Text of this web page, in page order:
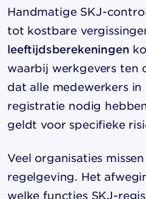
Handmatige SKJ-
tot kostbare
leeftijdsberekeningen
waarbij werkgevers ten
dat alle medewerkers
registratie nodig
geldt voor specifieke
Veel organisaties
regelgeving. Het
welke functies SKJ-